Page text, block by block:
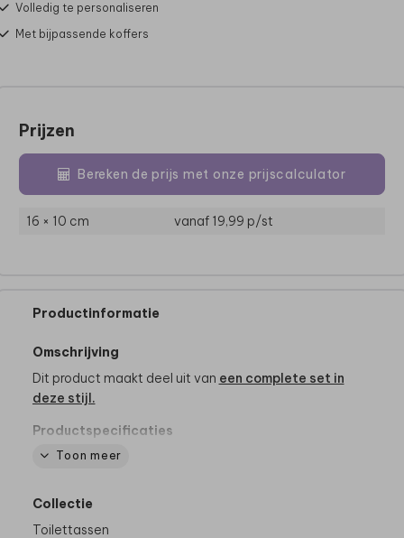
Volledig te personaliseren
Met bijpassende koffers
Prijzen
Bereken de prijs met onze prijscalculator
16 × 10 cm vanaf 19,99 p/st
Productinformatie
Omschrijving
Dit product maakt deel uit van een complete set in
deze stijl.
Productspecificaties
- Merk: Bulbby
- Binnenkant: 2 vakken met rits en klittenband
- Buitenkant: op de achterkant een extra vak met
Toon meer
Collectie
Toilettassen